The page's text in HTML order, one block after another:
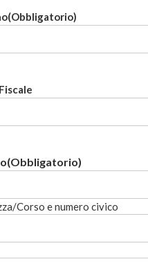
(Obbligatorio)
(Obbligatorio)
Corso e numero civico